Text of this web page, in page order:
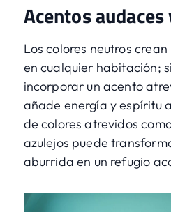
Acentos
Los colores neutros
en cualquier habitación;
incorporar un acento
añade energía y espíritu
de colores atrevidos
azulejos puede
aburrida en un refugio